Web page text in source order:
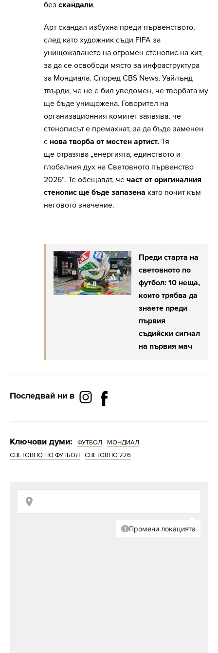
без скандали.
Арт скандал избухна преди първенството,
след като художник съди FIFA за
унищожаването на огромен стенопис на кит,
за да се освободи място за инфраструктура
за Мондиала. Според CBS News, Уайлънд
твърди, че не е бил уведомен, че творбата му
ще бъде унищожена. Говорител на
организационния комитет заявява, че
стенописът е премахнат, за да бъде заменен
с нова творба от местен артист. Тя
ще отразява „енергията, единството и
глобалния дух на Световното първенство
2026“. Те обещават, че част от оригиналния
стенопис ще бъде запазена като почит към
неговото значение.
Преди старта на
световното по
футбол: 10 неща,
които трябва да
знаете преди
първия
съдийски сигнал
на първия мач
Последвай ни в
Ключови думи: ФУТБОЛ
МОНДИАЛ
СВЕТОВНО ПО ФУТБОЛ
СВЕТОВНО 226